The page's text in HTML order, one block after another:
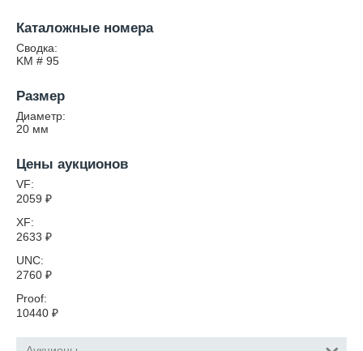
Каталожные номера
Сводка:
KM # 95
Размер
Диаметр:
20 мм
Цены аукционов
VF:
2059 ₽
XF:
2633 ₽
UNC:
2760 ₽
Proof:
10440 ₽